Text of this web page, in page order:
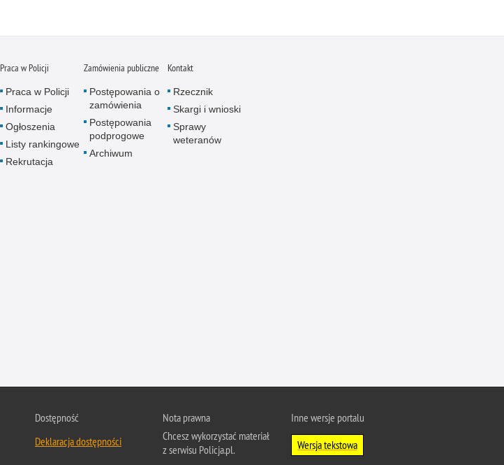
Pożary i podpalenia
Prawa człowieka
Przestępczość kryminalna
Przestępczość międzynarodowa
Praca w Policji
Praca w Policji
Informacje
Ogłoszenia
Listy rankingowe
Rekrutacja
Zamówienia publiczne
Postępowania o
zamówienia
Postępowania
podprogowe
Archiwum
Kontakt
Rzecznik
Skargi i wnioski
Sprawy
weteranów
Dostępność
Deklaracja dostępności
Nota prawna
Chcesz wykorzystać materiał
z serwisu Policja.pl.
Inne wersje portalu
Wersja tekstowa